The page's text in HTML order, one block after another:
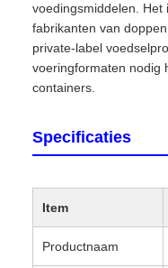
voedingsmiddelen.
fabrikanten van
private-label
voeringformaten nodig
containers.
Specificaties
Item
Productnaam